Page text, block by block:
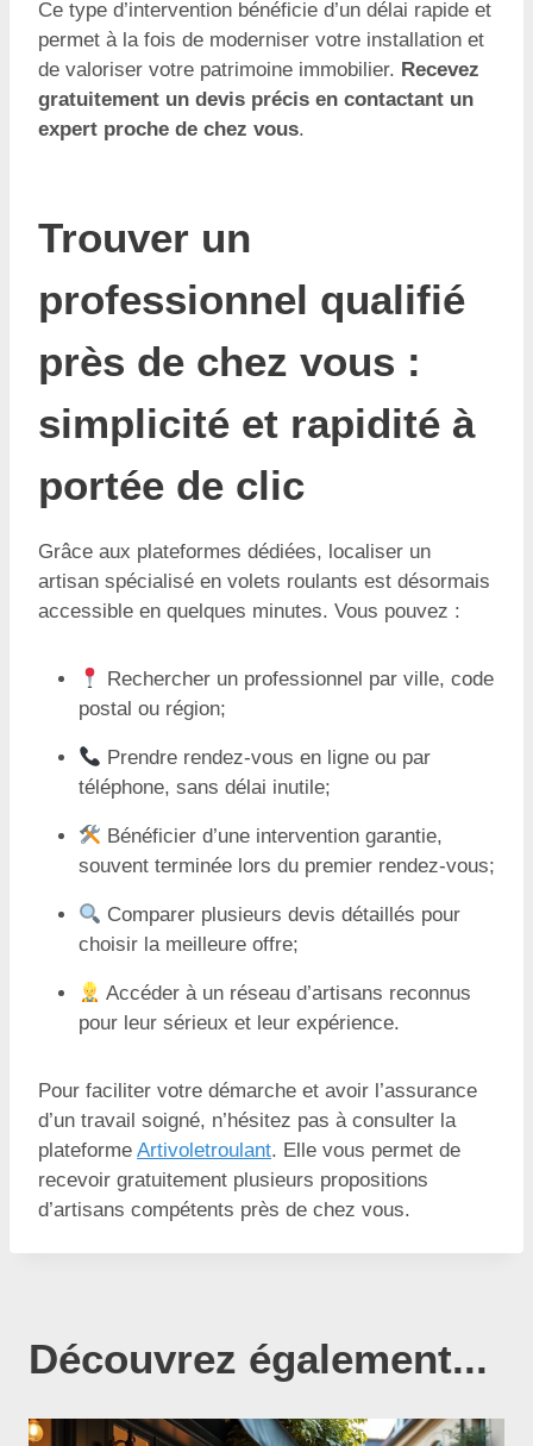
Ce type d’intervention bénéficie d’un délai rapide et
permet à la fois de moderniser votre installation et
de valoriser votre patrimoine immobilier. Recevez
gratuitement un devis précis en contactant un
expert proche de chez vous.
Trouver un
professionnel qualifié
près de chez vous :
simplicité et rapidité à
portée de clic
Grâce aux plateformes dédiées, localiser un
artisan spécialisé en volets roulants est désormais
accessible en quelques minutes. Vous pouvez :
Rechercher un professionnel par ville, code
postal ou région;
Prendre rendez-vous en ligne ou par
téléphone, sans délai inutile;
Bénéficier d’une intervention garantie,
souvent terminée lors du premier rendez-vous;
Comparer plusieurs devis détaillés pour
choisir la meilleure offre;
Accéder à un réseau d’artisans reconnus
pour leur sérieux et leur expérience.
Pour faciliter votre démarche et avoir l’assurance
d’un travail soigné, n’hésitez pas à consulter la
plateforme Artivoletroulant. Elle vous permet de
recevoir gratuitement plusieurs propositions
d’artisans compétents près de chez vous.
Découvrez également...